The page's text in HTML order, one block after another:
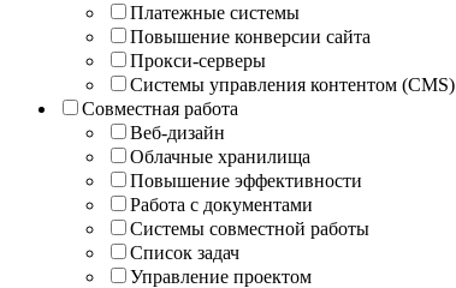
Платежные системы
Повышение конверсии сайта
Прокси-серверы
Системы управления контентом (CMS)
Совместная работа
Веб-дизайн
Облачные хранилища
Повышение эффективности
Работа с документами
Системы совместной работы
Список задач
Управление проектом